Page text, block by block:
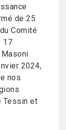
de 25
Comité
17
2024,
nos
Tessin et